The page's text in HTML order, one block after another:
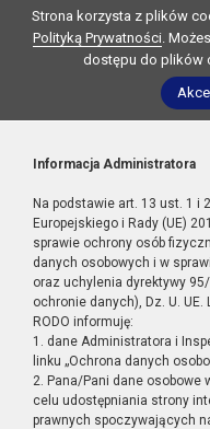
Strona korzysta z plików
Polityką Prywatności.
dostępu do plików
Informacja Administratora
Na podstawie art. 13 ust. 1 i
Europejskiego i Rady (UE)
sprawie ochrony osób
danych osobowych i w
oraz uchylenia dyrektywy
ochronie danych), Dz. U.
RODO informuję:
1. dane Administratora i
linku „Ochrona danych
2. Pana/Pani dane osobowe
celu udostępniania strony
prawnych spoczywających